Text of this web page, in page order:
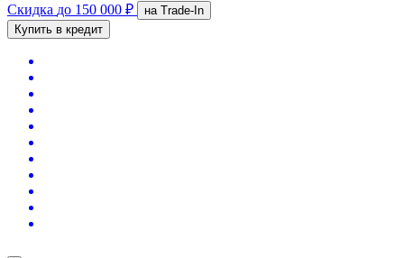
Скидка до 150 000 ₽
на Trade-In
Купить в кредит